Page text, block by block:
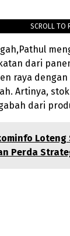
SCROLL TO
dari
raya
Artinya,
dari
Loteng
Perda